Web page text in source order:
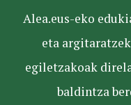
Alea.eus-eko
eta
egiletzakoak
baldintza